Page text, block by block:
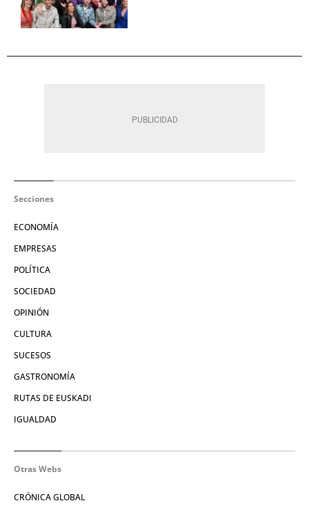
Secciones
ECONOMÍA
EMPRESAS
POLÍTICA
SOCIEDAD
OPINIÓN
CULTURA
SUCESOS
GASTRONOMÍA
RUTAS DE EUSKADI
IGUALDAD
Otras Webs
CRÓNICA GLOBAL